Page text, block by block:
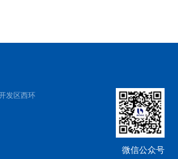
发区西环
微信公众号